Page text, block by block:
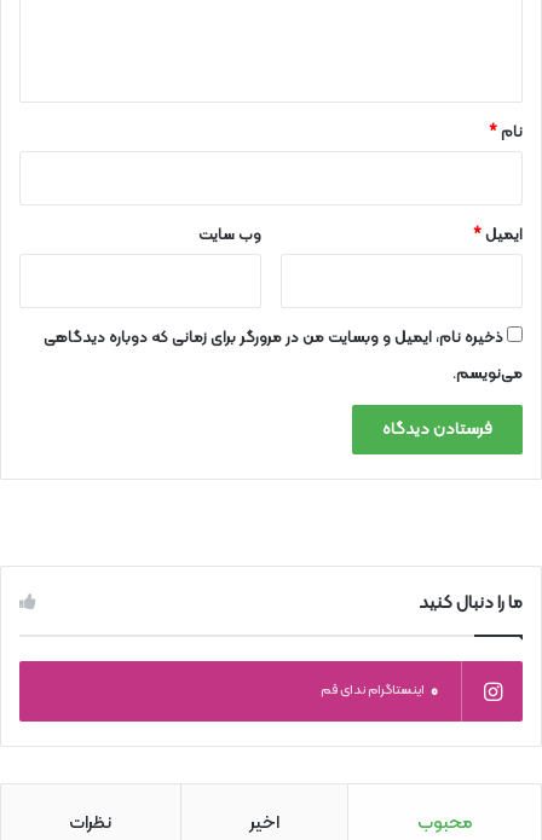
نام*
ایمیل* وب‌ سایت
ذخیره نام، ایمیل و وبسایت من در مرورگر برای زمانی که دوباره دیدگاهی
می‌نویسم.
ما را دنبال کنید
0 اینستاگرام ندای قم
محبوب اخیر نظرات